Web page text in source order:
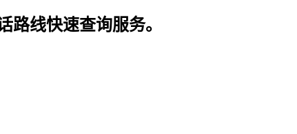
路线快速查询服务。